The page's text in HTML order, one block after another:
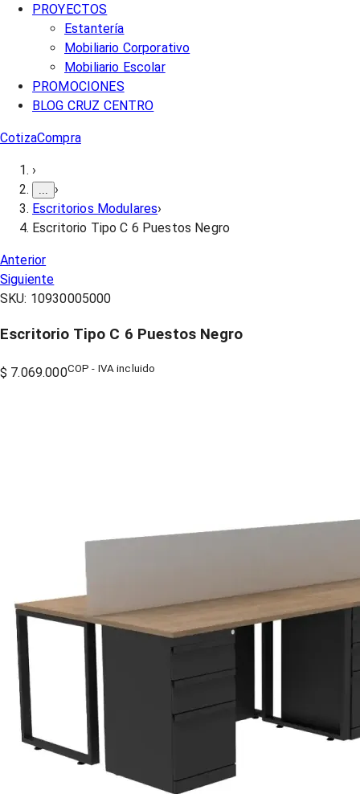
PROYECTOS
Estantería
Mobiliario Corporativo
Mobiliario Escolar
PROMOCIONES
BLOG CRUZ CENTRO
CotizaCompra
›
›
Escritorios Modulares›
Escritorio Tipo C 6 Puestos Negro
Anterior
Siguiente
SKU: 10930005000
Escritorio Tipo C 6 Puestos Negro
$ 7.069.000COP - IVA incluido